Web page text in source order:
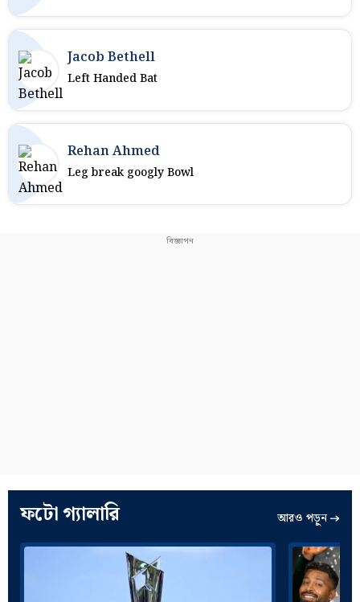
Jacob Bethell
Left Handed Bat
Rehan Ahmed
Leg break googly Bowl
ফটো গ্যালারি আরও পড়ুন